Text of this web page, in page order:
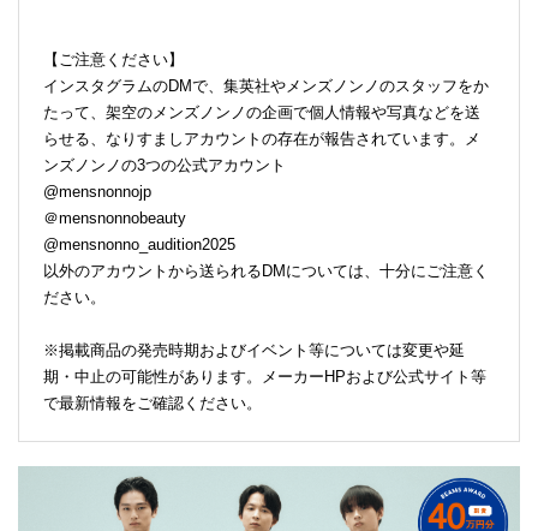
【ご注意ください】
インスタグラムのDMで、集英社やメンズノンノのスタッフをか
たって、架空のメンズノンノの企画で個人情報や写真などを送
らせる、なりすましアカウントの存在が報告されています。メ
ンズノンノの3つの公式アカウント
@mensnonnojp
＠mensnonnobeauty
@mensnonno_audition2025
以外のアカウントから送られるDMについては、十分にご注意く
ださい。
※掲載商品の発売時期およびイベント等については変更や延
期・中止の可能性があります。メーカーHPおよび公式サイト等
で最新情報をご確認ください。